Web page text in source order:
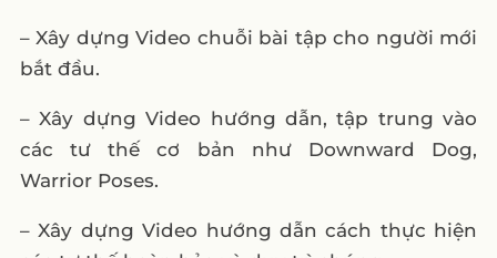
– Xây dựng Video chuỗi bài tập cho người mới
bắt đầu.
– Xây dựng Video hướng dẫn, tập trung vào
các tư thế cơ bản như Downward Dog,
Warrior Poses.
– Xây dựng Video hướng dẫn cách thực hiện